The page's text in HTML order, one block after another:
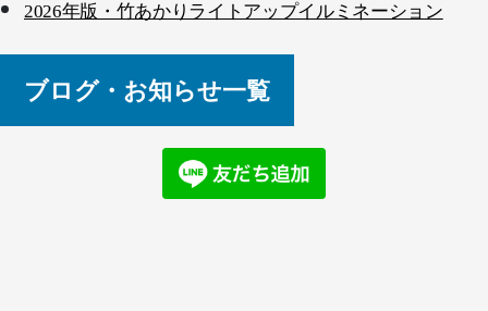
2026年版・竹あかりライトアップイルミネーション
ブログ・お知らせ一覧